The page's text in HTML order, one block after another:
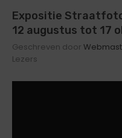
Expositie
12 augustus tot 17
Geschreven door
Lezers